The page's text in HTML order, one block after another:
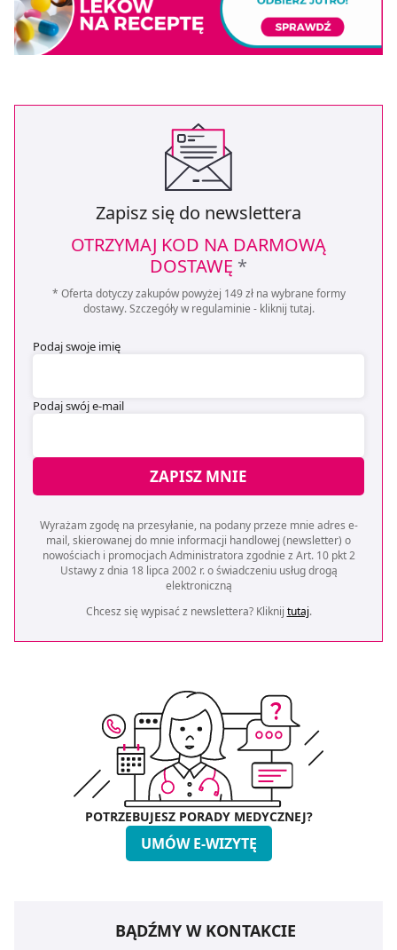
Zapisz się do newslettera
OTRZYMAJ KOD NA DARMOWĄ
DOSTAWĘ *
* Oferta dotyczy zakupów powyżej 149 zł na wybrane formy
dostawy. Szczegóły w regulaminie - kliknij tutaj.
Podaj swoje imię
Podaj swój e-mail
ZAPISZ MNIE
Wyrażam zgodę na przesyłanie, na podany przeze mnie adres e-
mail, skierowanej do mnie informacji handlowej (newsletter) o
nowościach i promocjach Administratora zgodnie z Art. 10 pkt 2
Ustawy z dnia 18 lipca 2002 r. o świadczeniu usług drogą
elektroniczną
Chcesz się wypisać z newslettera? Kliknij tutaj.
POTRZEBUJESZ PORADY MEDYCZNEJ?
UMÓW E-WIZYTĘ
BĄDŹMY W KONTAKCIE